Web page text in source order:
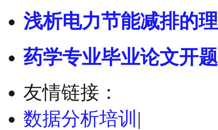
浅析电力节能减排的
药学专业毕业论文开
友情链接：
数据分析培训 |